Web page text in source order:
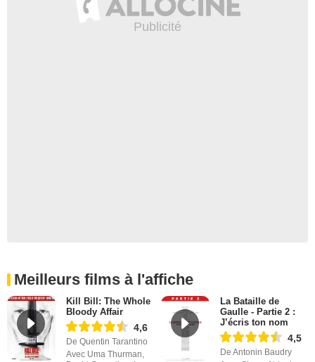
Meilleurs films à l'affiche
Kill Bill: The Whole
Bloody Affair
4,6
De Quentin Tarantino
Avec Uma Thurman,
La Bataille de
Gaulle - Partie 2 :
J’écris ton nom
4,5
De Antonin Baudry